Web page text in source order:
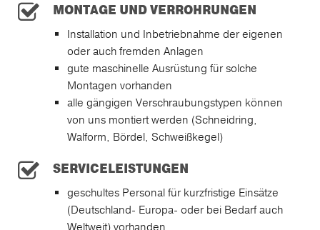
MONTAGE UND VERROHRUNGEN
Installation und Inbetriebnahme der eigenen
oder auch fremden Anlagen
gute maschinelle Ausrüstung für solche
Montagen vorhanden
alle gängigen Verschraubungstypen können
von uns montiert werden (Schneidring,
Walform, Bördel, Schweißkegel)
SERVICELEISTUNGEN
geschultes Personal für kurzfristige Einsätze
(Deutschland- Europa- oder bei Bedarf auch
Weltweit) vorhanden